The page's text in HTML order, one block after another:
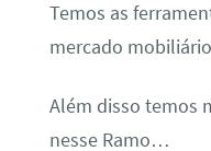
Temos as
mercado
Além disso temos
nesse Ramo…